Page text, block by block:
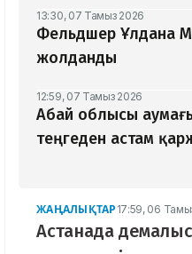
13:30, 07 Тамыз 2026
Фельдшер Ұлдана
жолданды
12:59, 07 Тамыз 2026
Абай облысы
теңгеден астам
ЖАҢАЛЫҚТАР 17:59, 06
Астанада демалыс